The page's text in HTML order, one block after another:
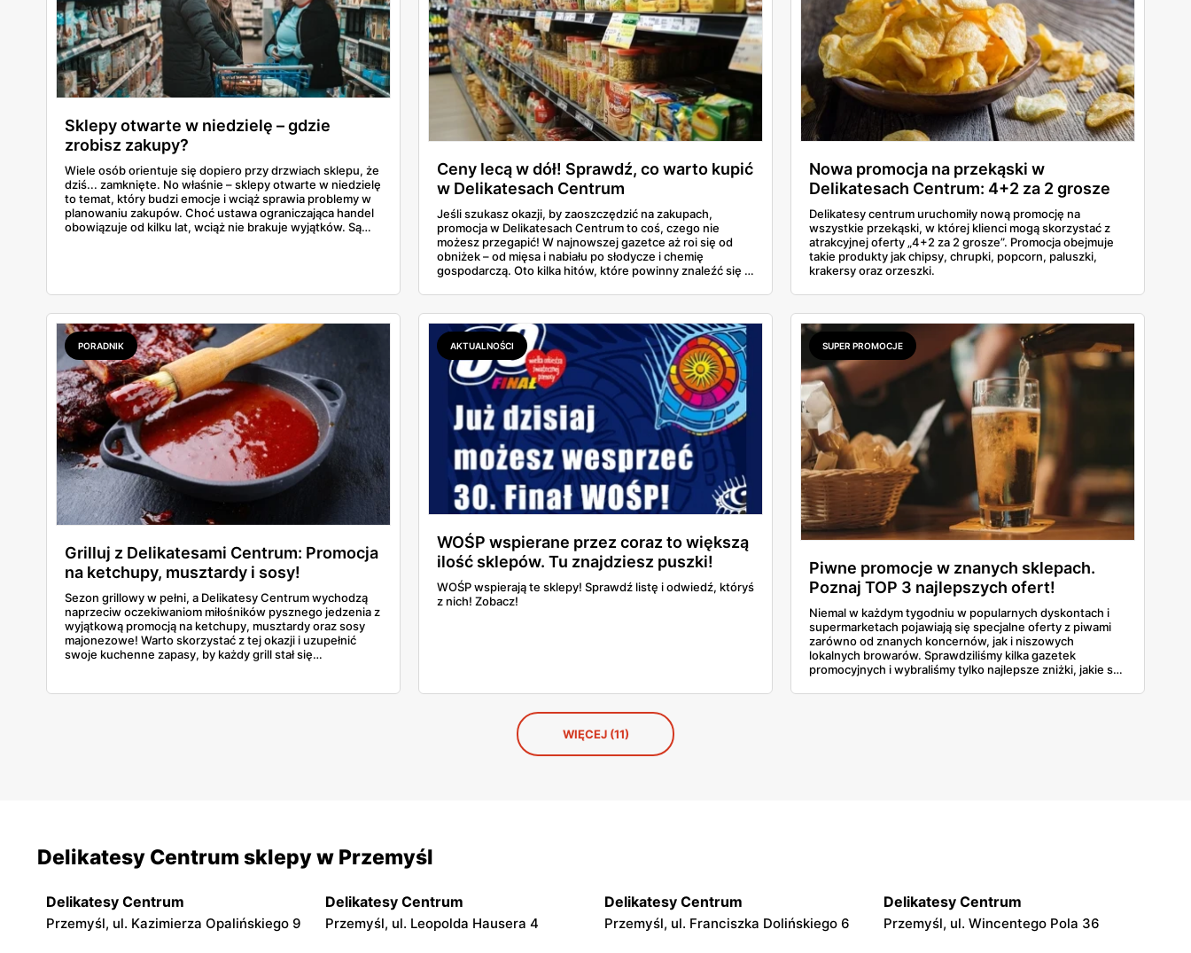
Sklepy otwarte w niedzielę – gdzie
zrobisz zakupy?
Wiele osób orientuje się dopiero przy drzwiach sklepu, że
dziś... zamknięte. No właśnie – sklepy otwarte w niedzielę
to temat, który budzi emocje i wciąż sprawia problemy w
planowaniu zakupów. Choć ustawa ograniczająca handel
obowiązuje od kilku lat, wciąż nie brakuje wyjątków. Są
w niedzielę można coś kupić – bez nerwów i krążenia po
mieście.
Ceny lecą w dół! Sprawdź, co warto kupić
w Delikatesach Centrum
Jeśli szukasz okazji, by zaoszczędzić na zakupach,
promocja w Delikatesach Centrum to coś, czego nie
możesz przegapić! W najnowszej gazetce aż roi się od
obniżek – od mięsa i nabiału po słodycze i chemię
gospodarczą. Oto kilka hitów, które powinny znaleźć się w
Nowa promocja na przekąski w
Delikatesach Centrum: 4+2 za 2 grosze
Delikatesy centrum uruchomiły nową promocję na
wszystkie przekąski, w której klienci mogą skorzystać z
atrakcyjnej oferty „4+2 za 2 grosze”. Promocja obejmuje
takie produkty jak chipsy, chrupki, popcorn, paluszki,
krakersy oraz orzeszki.
PORADNIK
Grilluj z Delikatesami Centrum: Promocja
na ketchupy, musztardy i sosy!
Sezon grillowy w pełni, a Delikatesy Centrum wychodzą
naprzeciw oczekiwaniom miłośników pysznego jedzenia z
wyjątkową promocją na ketchupy, musztardy oraz sosy
majonezowe! Warto skorzystać z tej okazji i uzupełnić
swoje kuchenne zapasy, by każdy grill stał się
AKTUALNOŚCI
WOŚP wspierane przez coraz to większą
ilość sklepów. Tu znajdziesz puszki!
[LISTA]
WOŚP wspierają te sklepy! Sprawdź listę i odwiedź, któryś
z nich! Zobacz!
SUPER PROMOCJE
Piwne promocje w znanych sklepach.
Poznaj TOP 3 najlepszych ofert!
Niemal w każdym tygodniu w popularnych dyskontach i
supermarketach pojawiają się specjalne oferty z piwami
zarówno od znanych koncernów, jak i niszowych
lokalnych browarów. Sprawdziliśmy kilka gazetek
promocyjnych i wybraliśmy tylko najlepsze zniżki, jakie są
złociste trunki zupełnie za darmo!
WIĘCEJ (11)
Delikatesy Centrum sklepy w Przemyśl
Delikatesy Centrum
Przemyśl, ul. Kazimierza Opalińskiego 9
Delikatesy Centrum
Przemyśl, ul. Leopolda Hausera 4
Delikatesy Centrum
Przemyśl, ul. Franciszka Dolińskiego 6
Delikatesy Centrum
Przemyśl, ul. Wincentego Pola 36